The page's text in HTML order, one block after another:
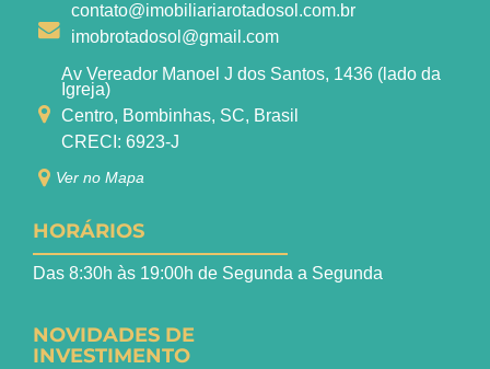
contato@imobiliariarotadosol.com.br
imobrotadosol@gmail.com
Av Vereador Manoel J dos Santos, 1436 (lado da
Igreja)
Centro, Bombinhas, SC, Brasil
CRECI: 6923-J
Ver no Mapa
HORÁRIOS
Das 8:30h às 19:00h de Segunda a Segunda
NOVIDADES DE
INVESTIMENTO